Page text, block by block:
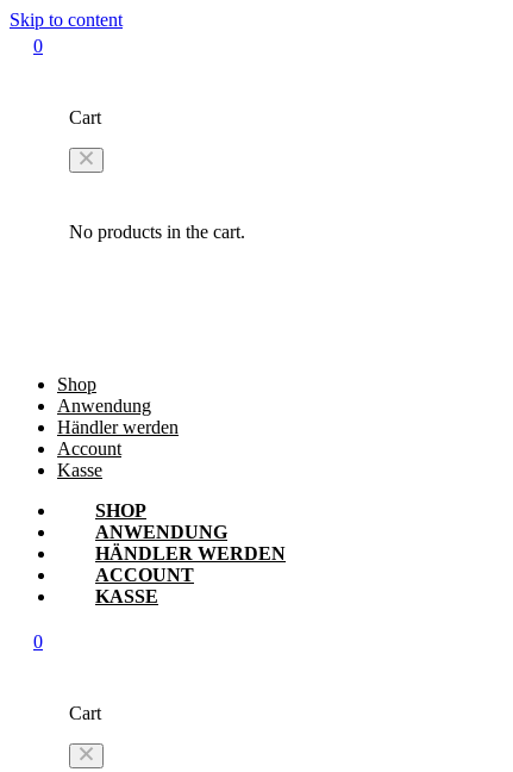
Skip to content
0
Cart
No products in the cart.
Shop
Anwendung
Händler werden
Account
Kasse
SHOP
ANWENDUNG
HÄNDLER WERDEN
ACCOUNT
KASSE
0
Cart